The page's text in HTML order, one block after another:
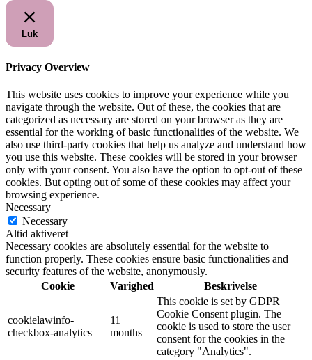
Luk
Privacy Overview
This website uses cookies to improve your experience while you
navigate through the website. Out of these, the cookies that are
categorized as necessary are stored on your browser as they are
essential for the working of basic functionalities of the website. We
also use third-party cookies that help us analyze and understand how
you use this website. These cookies will be stored in your browser
only with your consent. You also have the option to opt-out of these
cookies. But opting out of some of these cookies may affect your
browsing experience.
Necessary
Necessary
Altid aktiveret
Necessary cookies are absolutely essential for the website to
function properly. These cookies ensure basic functionalities and
security features of the website, anonymously.
Cookie
Varighed Beskrivelse
cookielawinfo-
checkbox-analytics
11
months
This cookie is set by GDPR
Cookie Consent plugin. The
cookie is used to store the user
consent for the cookies in the
category "Analytics".